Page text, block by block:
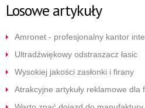
Losowe artykuły
Amronet - profesjonalny kantor
Ultradźwiękowy odstraszacz łasic
Wysokiej jakości zasłonki i firany
Atrakcyjne artykuły reklamowe dla